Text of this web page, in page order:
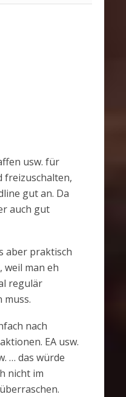
usw. für
freizuschalten,
gut an. Da
auch gut
aber praktisch
weil man eh
regulär
muss.
nach
EA usw.
… das würde
nicht im